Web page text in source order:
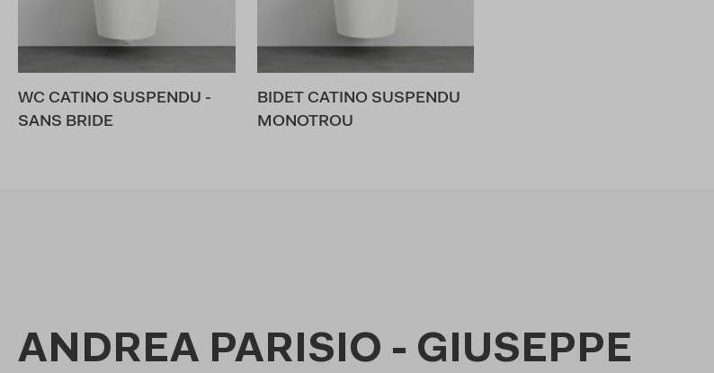
WC CATINO SUSPENDU -
SANS BRIDE
BIDET CATINO SUSPENDU
MONOTROU
ANDREA PARISIO - GIUSEPPE